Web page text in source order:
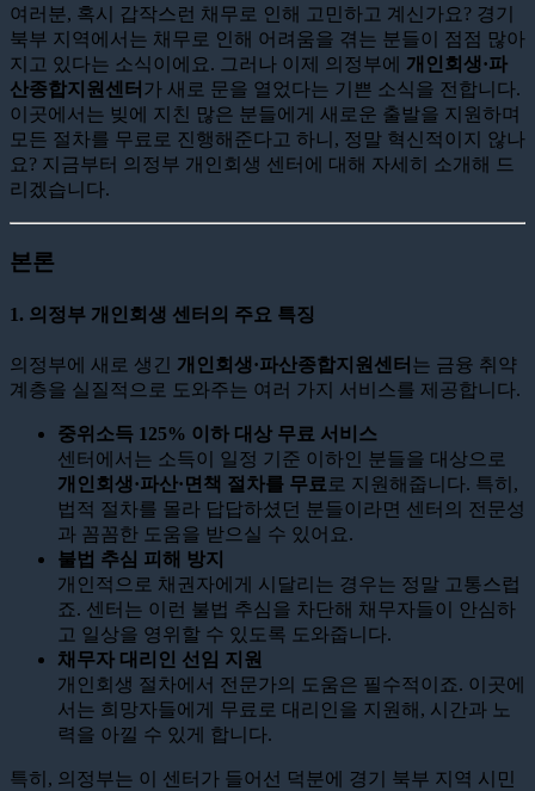
여러분, 혹시 갑작스런 채무로 인해 고민하고 계신가요? 경기
북부 지역에서는 채무로 인해 어려움을 겪는 분들이 점점 많아
지고 있다는 소식이에요. 그러나 이제 의정부에 개인회생·파
산종합지원센터 가 새로 문을 열었다는 기쁜 소식을 전합니다.
이곳에서는 빚에 지친 많은 분들에게 새로운 출발을 지원하며
모든 절차를 무료로 진행해준다고 하니, 정말 혁신적이지 않나
요? 지금부터 의정부 개인회생 센터에 대해 자세히 소개해 드
리겠습니다.
본론
1. 의정부 개인회생 센터의 주요 특징
의정부에 새로 생긴 개인회생·파산종합지원센터 는 금융 취약
계층을 실질적으로 도와주는 여러 가지 서비스를 제공합니다.
중위소득 125% 이하 대상 무료 서비스
센터에서는 소득이 일정 기준 이하인 분들을 대상으로
개인회생·파산·면책 절차를 무료 로 지원해줍니다. 특히,
법적 절차를 몰라 답답하셨던 분들이라면 센터의 전문성
과 꼼꼼한 도움을 받으실 수 있어요.
불법 추심 피해 방지
개인적으로 채권자에게 시달리는 경우는 정말 고통스럽
죠. 센터는 이런 불법 추심을 차단해 채무자들이 안심하
고 일상을 영위할 수 있도록 도와줍니다.
채무자 대리인 선임 지원
개인회생 절차에서 전문가의 도움은 필수적이죠. 이곳에
서는 희망자들에게 무료로 대리인을 지원해, 시간과 노
력을 아낄 수 있게 합니다.
특히, 의정부는 이 센터가 들어선 덕분에 경기 북부 지역 시민